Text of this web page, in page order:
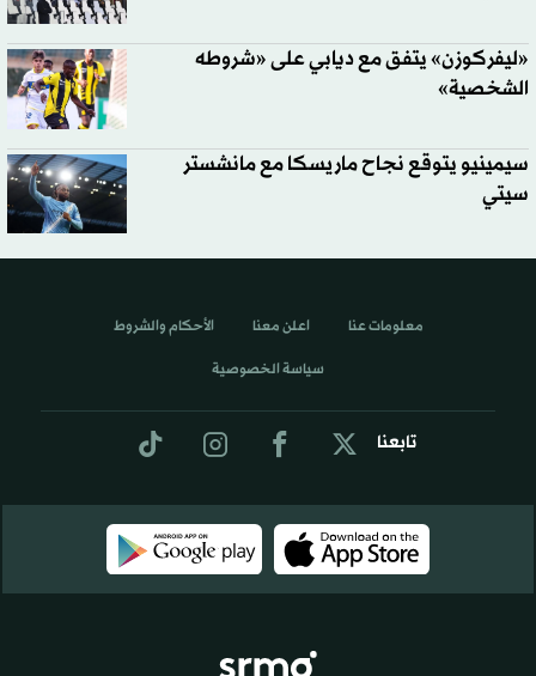
«ليفركوزن» يتفق مع ديابي على «شروطه
الشخصية»
سيمينيو يتوقع نجاح ماريسكا مع مانشستر
سيتي
تابعنا
معلومات عنا اعلن معنا الأحكام والشروط
سياسة الخصوصية